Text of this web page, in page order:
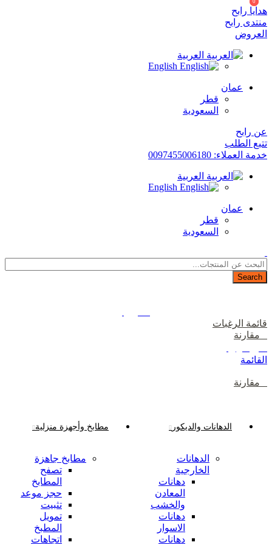
هدايا رابح
منتدى رابح
العروض
العربية
English
عمان
قطر
السعودية
عن رابح
تتبع الطلب
خدمة العملاء: 0097455006180
العربية
English
عمان
قطر
السعودية
Search
قائمة الرغبات
مقارنة
0
القائمة
مقارنة
الدهانات والديكور
الدهانات
الخارجية
دهانات
المعادن
والخشب
دهانات
الاسوار
دهانات
مطابخ وأجهزة منزلية
مطابخ جاهزة
تصفح
المطابخ
حجز موعد
تثبيت
تمويل
المطبخ
اتجاهات
0